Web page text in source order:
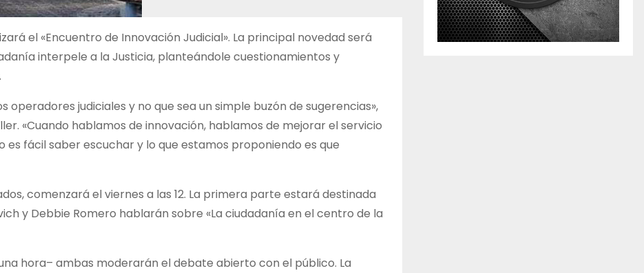
el «Encuentro de Innovación Judicial». La principal novedad será
interpele a la Justicia, planteándole cuestionamientos y
operadores judiciales y no que sea un simple buzón de sugerencias»,
«Cuando hablamos de innovación, hablamos de mejorar el servicio
es fácil saber escuchar y lo que estamos proponiendo es que
comenzará el viernes a las 12. La primera parte estará destinada
y Debbie Romero hablarán sobre «La ciudadanía en el centro de la
hora– ambas moderarán el debate abierto con el público. La